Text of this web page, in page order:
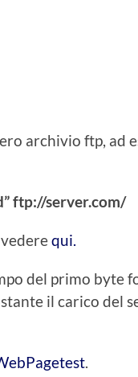
archivio ftp, ad
ftp://server.com/
qui.
del primo byte
il carico del